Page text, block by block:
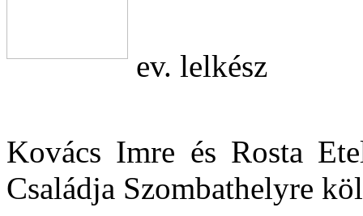
ev. lelkész
Kovács Imre és Rosta
Családja Szombathelyre